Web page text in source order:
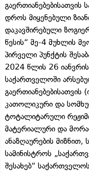
დროს მიყენებული
დაკავშირებული
წესის“ მე-4 მუხლის
პირველი პუნქტის
2024 წლის 26
საქართველოში
კათოლიკური და
ტოტალიტარული
მატერიალური და
ანაზღაურების
სამინისტროს
შესახებ“